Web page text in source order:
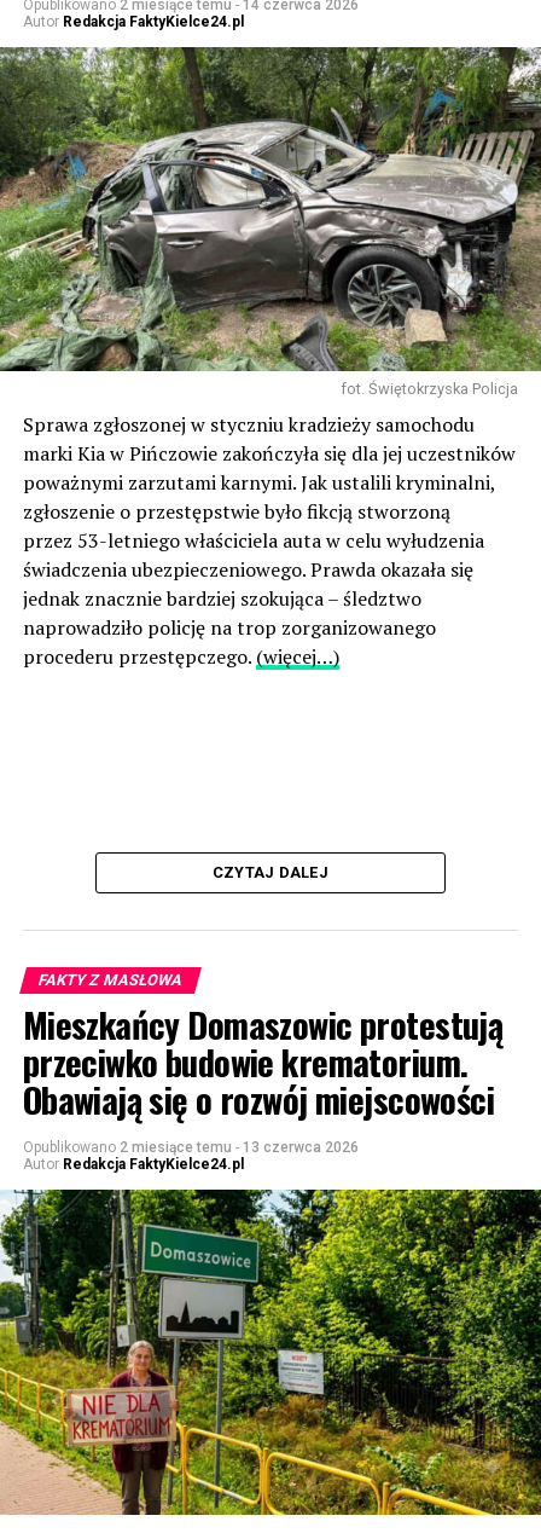
Opublikowano 2 miesiące temu - 14 czerwca 2026
Autor Redakcja FaktyKielce24.pl
fot. Świętokrzyska Policja
Sprawa zgłoszonej w styczniu kradzieży samochodu
marki Kia w Pińczowie zakończyła się dla jej uczestników
poważnymi zarzutami karnymi. Jak ustalili kryminalni,
zgłoszenie o przestępstwie było fikcją stworzoną
przez 53-letniego właściciela auta w celu wyłudzenia
świadczenia ubezpieczeniowego. Prawda okazała się
jednak znacznie bardziej szokująca – śledztwo
naprowadziło policję na trop zorganizowanego
procederu przestępczego. (więcej…)
CZYTAJ DALEJ
FAKTY Z MASŁOWA
Mieszkańcy Domaszowic protestują
przeciwko budowie krematorium.
Obawiają się o rozwój miejscowości
Opublikowano 2 miesiące temu - 13 czerwca 2026
Autor Redakcja FaktyKielce24.pl